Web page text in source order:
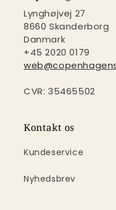
Lynghøjvej 27
8660 Skanderborg
Danmark
+45 2020 0179
CVR: 35465502
Kontakt os
Kundeservice
Nyhedsbrev